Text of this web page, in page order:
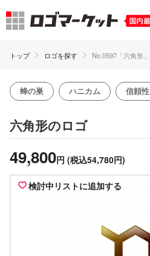
トップ ロゴを探す No.0597「六角形」
蜂の巣 ハニカム 信頼性
六角形のロゴ
49,800円 (税込54,780円)
検討中リストに追加する